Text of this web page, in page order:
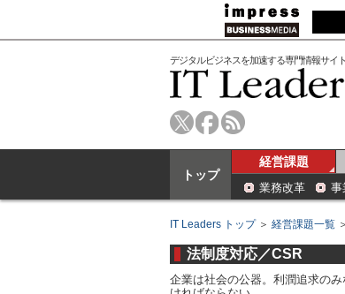
デジタルビジネスを加速する専門情報サイト
トップ
経営課題
業務改革 事
IT Leaders トップ＞ 経営課題一覧 ＞
法制度対応／CSR
企業は社会の公器。利潤追求の